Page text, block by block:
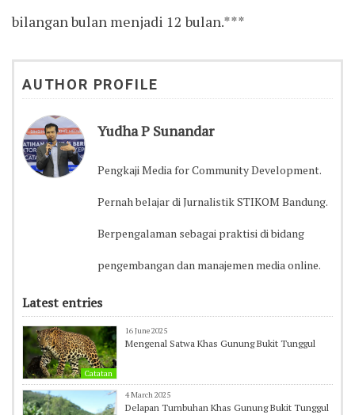
bilangan bulan menjadi 12 bulan.***
AUTHOR PROFILE
Yudha P Sunandar
Pengkaji Media for Community Development.
Pernah belajar di Jurnalistik STIKOM Bandung.
Berpengalaman sebagai praktisi di bidang
pengembangan dan manajemen media online.
Latest entries
Catatan
16 June 2025
Mengenal Satwa Khas Gunung Bukit Tunggul
4 March 2025
Delapan Tumbuhan Khas Gunung Bukit Tunggul